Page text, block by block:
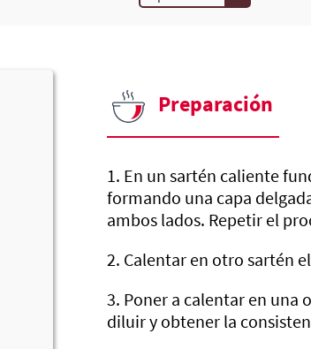
Preparación
1. En un sartén caliente
formando una capa
ambos lados. Repetir el
2. Calentar en otro sartén
3. Poner a calentar en una
diluir y obtener la